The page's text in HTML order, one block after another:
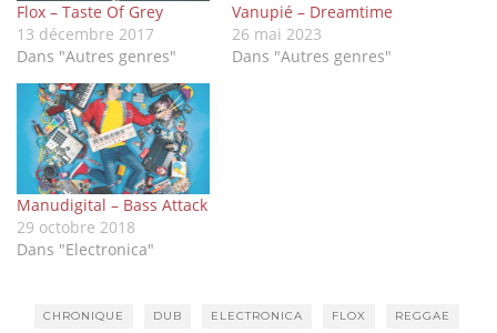
Flox – Taste Of Grey
13 décembre 2017
Dans "Autres genres"
Vanupié – Dreamtime
26 mai 2023
Dans "Autres genres"
Manudigital – Bass Attack
29 octobre 2018
Dans "Electronica"
CHRONIQUE DUB ELECTRONICA FLOX REGGAE